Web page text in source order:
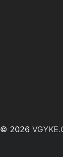
© 2026